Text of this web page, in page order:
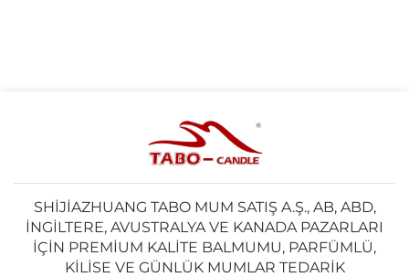
SHIJIAZHUANG TABO MUM SATIŞ A.Ş., AB, ABD,
İNGILTERE, AVUSTRALYA VE KANADA PAZARLARI
IÇIN PREMIUM KALITE BALMUMU, PARFÜMLÜ,
KILISE VE GÜNLÜK MUMLAR TEDARIK